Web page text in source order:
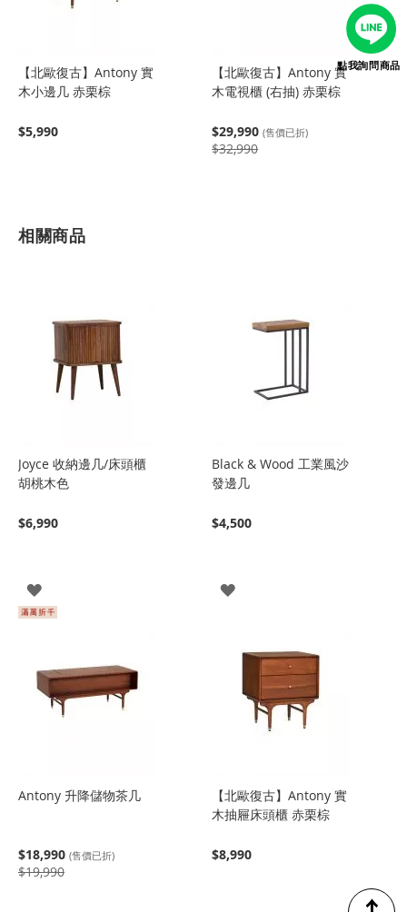
【北歐復古】Antony 實
木小邊几 赤栗棕
$5,990
【北歐復古】Antony 實
木電視櫃 (右抽) 赤栗棕
$29,990 (售價已折)
$32,990
相關商品
Joyce 收納邊几/床頭櫃
胡桃木色
$6,990
登
入
Black & Wood 工業風沙
發邊几
$4,500
登
Antony 升降儲物茶几
$18,990 (售價已折)
$19,990
【北歐復古】Antony 實
木抽屜床頭櫃 赤栗棕
$8,990
點我詢問商品